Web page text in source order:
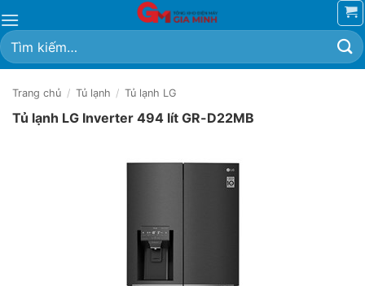
qua
nội
dung
Tìm
kiếm:
Trang chủ / Tủ lạnh / Tủ lạnh LG
Tủ lạnh LG Inverter 494 lít GR-D22MB